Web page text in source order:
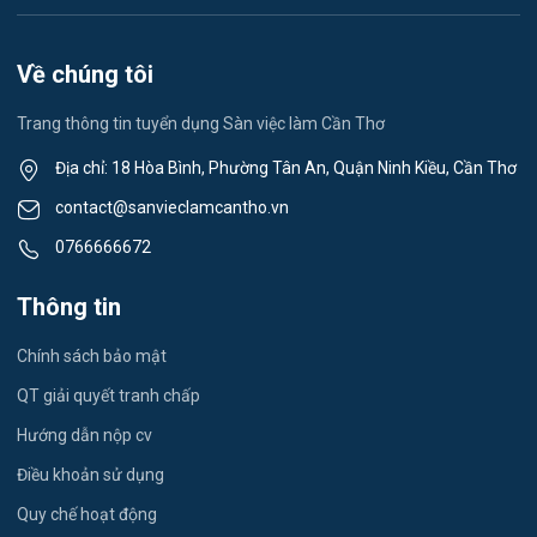
Thể dục - thể thao
Lái xe
Tiếng Nhật
Tester
Đầu Bếp
Việc làm Nhơn Ái
Việc làm Đông Thuận
Việc làm Trường Xuân
Việc làm Trường Thành
Việc làm Đông Hiệp
Việc làm Trung Hưng
Về chúng tôi
Trang thông tin tuyển dụng Sàn việc làm Cần Thơ
Địa chỉ: 18 Hòa Bình, Phường Tân An, Quận Ninh Kiều, Cần Thơ
contact@sanvieclamcantho.vn
0766666672
Thông tin
Chính sách bảo mật
QT giải quyết tranh chấp
Hướng dẫn nộp cv
Điều khoản sử dụng
Quy chế hoạt động